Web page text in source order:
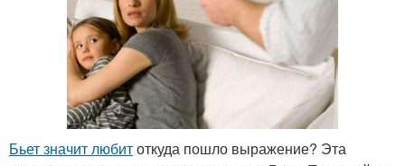
Бьет значит любитоткуда пошло выражение? Эта